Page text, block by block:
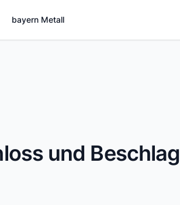
bayern Metall
und Beschlag